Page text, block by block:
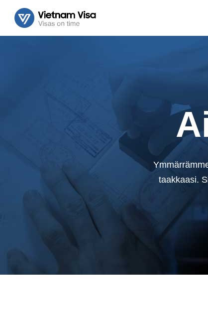
taakkaasi.